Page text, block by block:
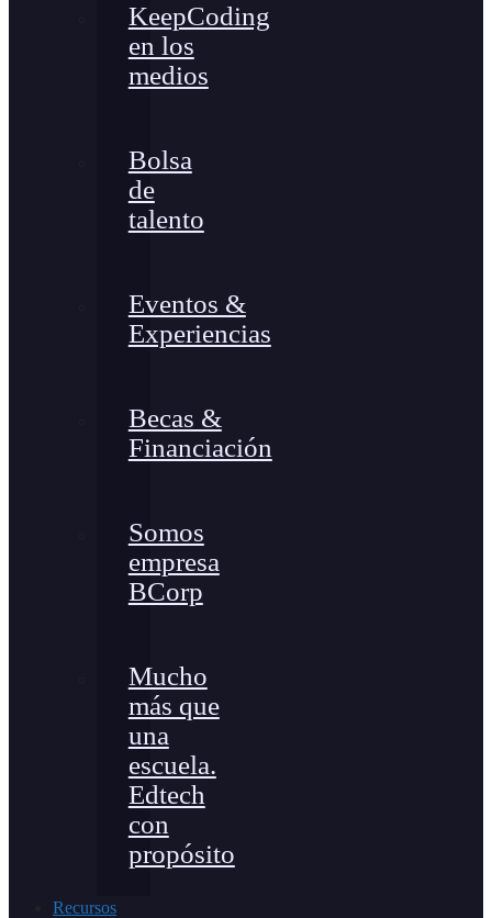
KeepCoding
en los
medios
Bolsa
de
talento
Eventos &
Experiencias
Becas &
Financiación
Somos
empresa
BCorp
Mucho
más que
una
escuela.
Edtech
con
propósito
Recursos